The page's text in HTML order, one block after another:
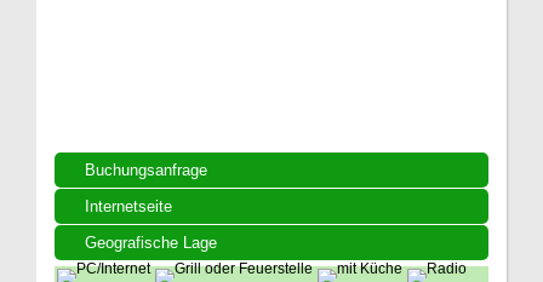
Buchungsanfrage
Internetseite
Geografische Lage